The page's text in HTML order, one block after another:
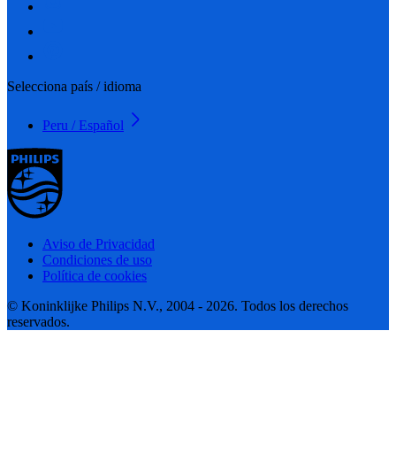
Selecciona país / idioma
Peru / Español
Aviso de Privacidad
Condiciones de uso
Política de cookies
© Koninklijke Philips N.V., 2004 - 2026. Todos los derechos
reservados.